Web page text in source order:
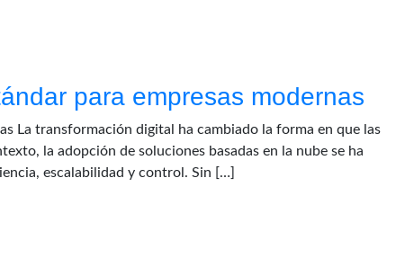
para empresas modernas
La transformación digital ha cambiado la forma en que las
la adopción de soluciones basadas en la nube se ha
escalabilidad y control. Sin […]